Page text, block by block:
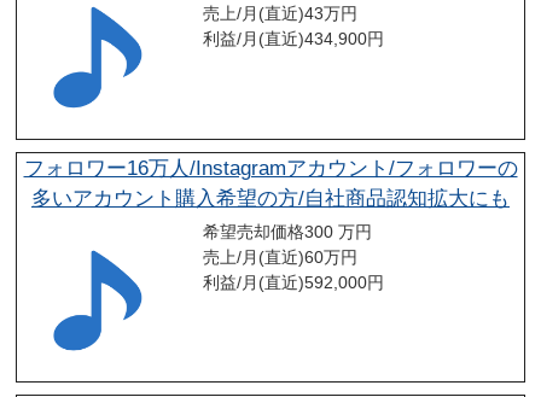
売上/月(直近)43万円
利益/月(直近)434,900円
フォロワー16万人/Instagramアカウント/フォロワーの
多いアカウント購入希望の方/自社商品認知拡大にも
希望売却価格300 万円
売上/月(直近)60万円
利益/月(直近)592,000円